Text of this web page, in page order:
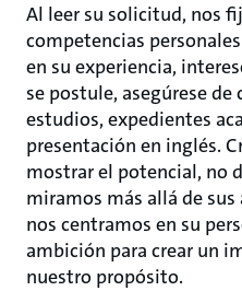
Al leer su solicitud, nos
competencias
en su experiencia,
se postule, asegúrese
estudios, expedientes
presentación en inglés.
mostrar el potencial, no
miramos más allá de
nos centramos en su
ambición para crear un
nuestro propósito.